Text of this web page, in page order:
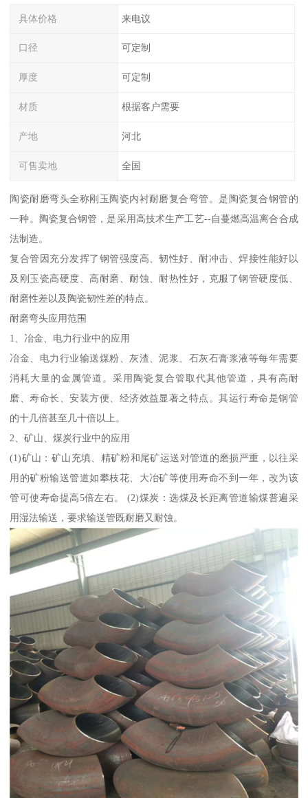
具体价格 来电议
口径 可定制
厚度 可定制
材质 根据客户需要
产地 河北
可售卖地 全国
陶瓷耐磨弯头全称刚玉陶瓷内衬耐磨复合弯管。是陶瓷复合钢管的
一种。陶瓷复合钢管，是采用高技术生产工艺--自蔓燃高温离合合成
法制造。
复合管因充分发挥了钢管强度高、韧性好、耐冲击、焊接性能好以
及刚玉瓷高硬度、高耐磨、耐蚀、耐热性好，克服了钢管硬度低、
耐磨性差以及陶瓷韧性差的特点。
耐磨弯头应用范围
1、冶金、电力行业中的应用
冶金、电力行业输送煤粉、灰渣、泥浆、石灰石膏浆液等每年需要
消耗大量的金属管道。采用陶瓷复合管取代其他管道，具有高耐
磨、寿命长、安装方便、经济效益显著之特点。其运行寿命是钢管
的十几倍甚至几十倍以上。
2、矿山、煤炭行业中的应用
(1)矿山：矿山充填、精矿粉和尾矿运送对管道的磨损严重，以往采
用的矿粉输送管道如攀枝花、大冶矿等使用寿命不到一年，改为该
管可使寿命提高5倍左右。 (2)煤炭：选煤及长距离管道输煤普遍采
用湿法输送，要求输送管既耐磨又耐蚀。